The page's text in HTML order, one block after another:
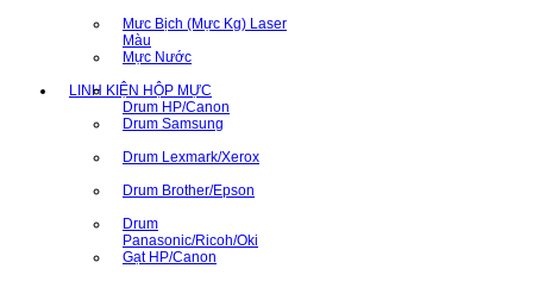
Mưc Bịch (Mực Kg) Laser
Màu
Mực Nước
LINH KIỆN HỘP MỰC
Drum HP/Canon
Drum Samsung
Drum Lexmark/Xerox
Drum Brother/Epson
Drum
Panasonic/Ricoh/Oki
Gạt HP/Canon